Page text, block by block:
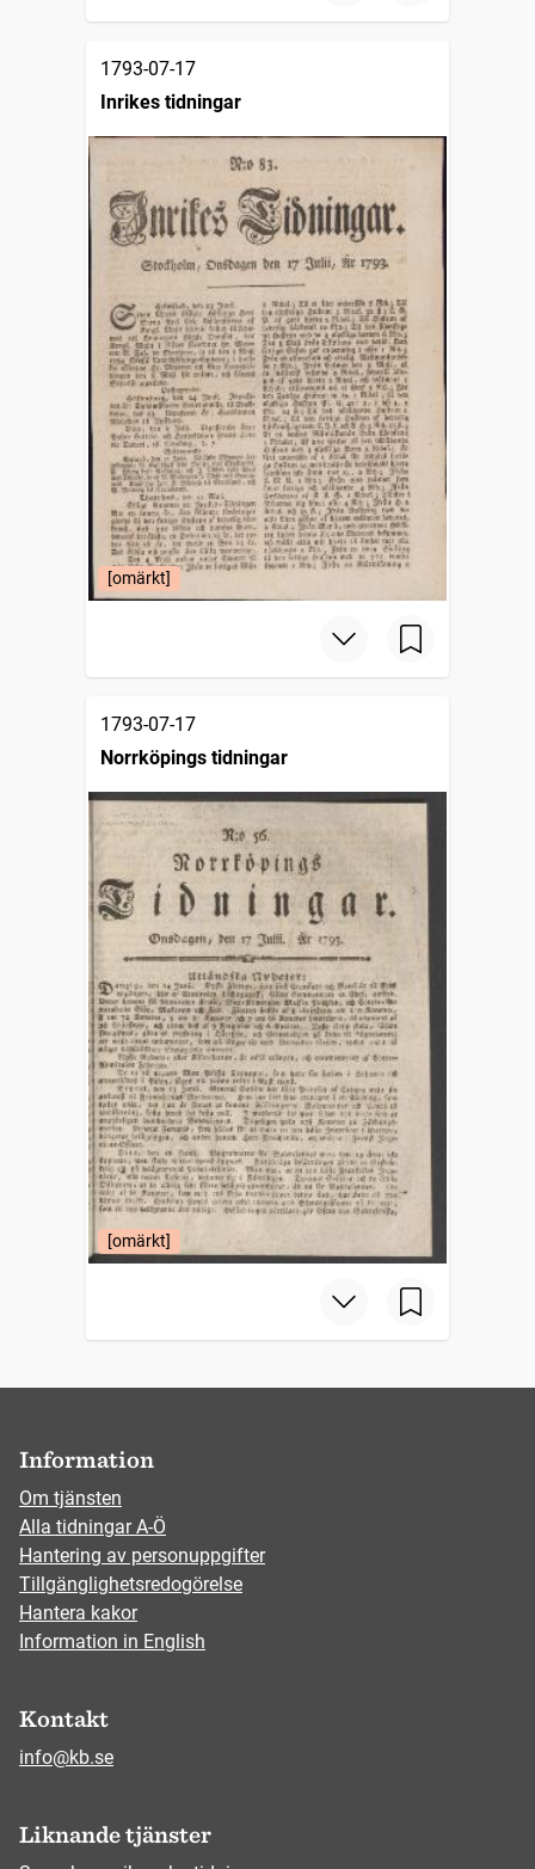
1793-07-17
Inrikes tidningar
[omärkt]
1793-07-17
Norrköpings tidningar
[omärkt]
Information
Om tjänsten
Alla tidningar A-Ö
Hantering av personuppgifter
Tillgänglighetsredogörelse
Hantera kakor
Information in English
Kontakt
info@kb.se
Liknande tjänster